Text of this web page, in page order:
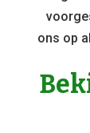
ons op